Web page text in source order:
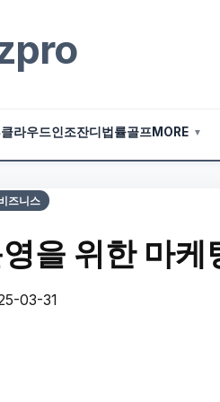
클라우드인조잔디 법률골프MORE ▼
즈니스
을 위한 마케
03-31